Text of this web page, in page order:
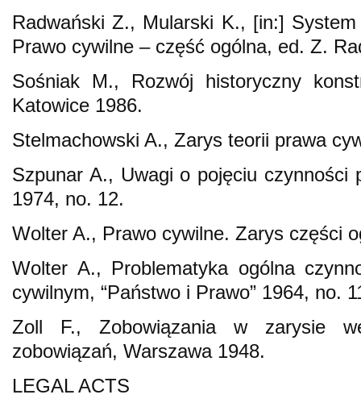
Radwański Z., Mularski K., [in:]
Prawo cywilne – część ogólna, ed. Z.
Sośniak M., Rozwój historyczny
Katowice 1986.
Stelmachowski A., Zarys teorii prawa
Szpunar A., Uwagi o pojęciu czynności
1974, no. 12.
Wolter A., Prawo cywilne. Zarys części
Wolter A., Problematyka ogólna
cywilnym, “Państwo i Prawo” 1964, no.
Zoll F., Zobowiązania w zarysie
zobowiązań, Warszawa 1948.
LEGAL ACTS